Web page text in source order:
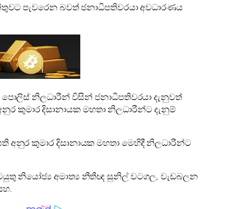
පැවරෙන බවත් ජනාධිපතිවරයා අවධාරණය
පොලිස් නිලධාරීන් විසින් ජනාධිපතිවරයා දැනුවත්
කුමාර දිසානායක මහතා නිලධාරීන්ට දැනුම්
අනුර කුමාර දිසානායක මහතා මෙහිදී නිලධාරීන්ට
නියෝජ්‍ය අමාත්‍ය නීතීඥ සුනිල් වටගල, වැඩබලන